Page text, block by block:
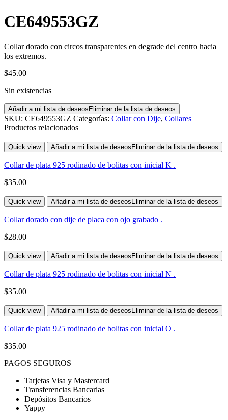
CE649553GZ
Collar dorado con circos transparentes en degrade del centro hacia
los extremos.
$45.00
Sin existencias
Añadir a mi lista de deseos Eliminar de la lista de deseos
SKU: CE649553GZ Categorías: Collar con Dije, Collares
Productos relacionados
Quick view Añadir a mi lista de deseos Eliminar de la lista de deseos
Collar de plata 925 rodinado de bolitas con inicial K .
$35.00
Quick view Añadir a mi lista de deseos Eliminar de la lista de deseos
Collar dorado con dije de placa con ojo grabado .
$28.00
Quick view Añadir a mi lista de deseos Eliminar de la lista de deseos
Collar de plata 925 rodinado de bolitas con inicial N .
$35.00
Quick view Añadir a mi lista de deseos Eliminar de la lista de deseos
Collar de plata 925 rodinado de bolitas con inicial O .
$35.00
PAGOS SEGUROS
Tarjetas Visa y Mastercard
Transferencias Bancarias
Depósitos Bancarios
Yappy